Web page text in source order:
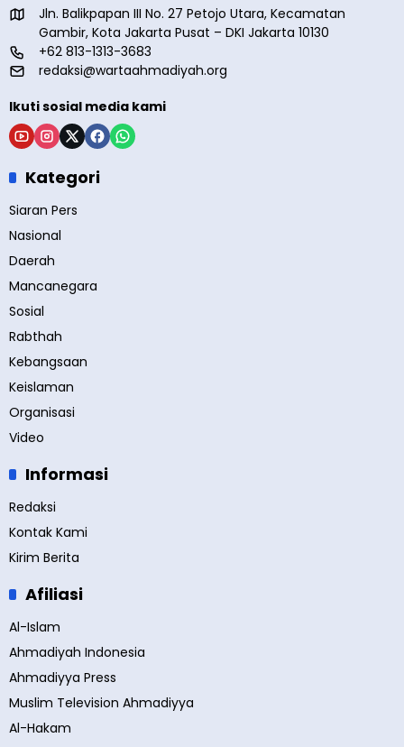
Jln. Balikpapan III No. 27 Petojo Utara, Kecamatan
Gambir, Kota Jakarta Pusat – DKI Jakarta 10130
+62 813-1313-3683
redaksi@wartaahmadiyah.org
Ikuti sosial media kami
Kategori
Siaran Pers
Nasional
Daerah
Mancanegara
Sosial
Rabthah
Kebangsaan
Keislaman
Organisasi
Video
Informasi
Redaksi
Kontak Kami
Kirim Berita
Afiliasi
Al-Islam
Ahmadiyah Indonesia
Ahmadiyya Press
Muslim Television Ahmadiyya
Al-Hakam